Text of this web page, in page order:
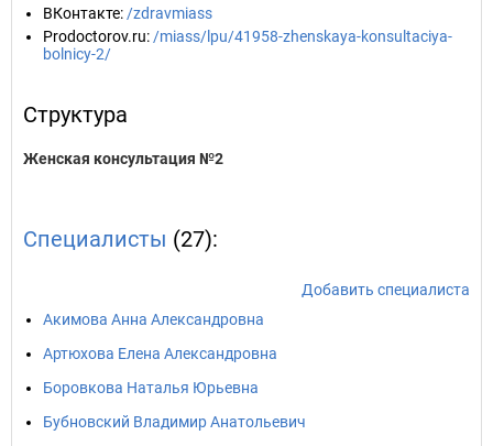
ВКонтакте: /zdravmiass
Prodoctorov.ru: /miass/lpu/41958-zhenskaya-konsultaciya-
bolnicy-2/
Структура
Женская консультация №2
Специалисты (27):
Добавить специалиста
Акимова Анна Александровна
Артюхова Елена Александровна
Боровкова Наталья Юрьевна
Бубновский Владимир Анатольевич